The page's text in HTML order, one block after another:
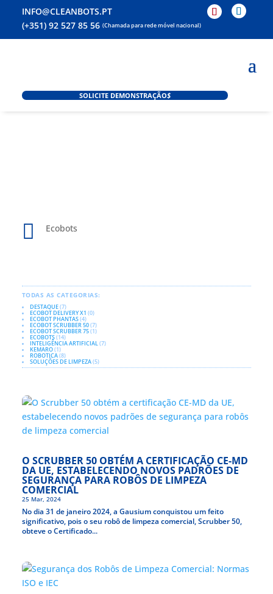
INFO@CLEANBOTS.PT
(+351) 92 527 85 56 (Chamada para rede móvel nacional)
SOLICITE DEMONSTRAÇÃO$
 Ecobots
TODAS AS CATEGORIAS:
DESTAQUE(7)
ECOBOT DELIVERY X1 (0)
ECOBOT PHANTAS(4)
ECOBOT SCRUBBER 50(7)
ECOBOT SCRUBBER 75(1)
ECOBOTS(14)
INTELIGÊNCIA ARTIFICIAL(7)
KEMARO(1)
ROBOTICA(8)
SOLUÇÕES DE LIMPEZA(5)
O SCRUBBER 50 OBTÉM A CERTIFICAÇÃO CE-MD
DA UE, ESTABELECENDO NOVOS PADRÕES DE
SEGURANÇA PARA ROBÔS DE LIMPEZA
COMERCIAL
25 Mar, 2024
No dia 31 de janeiro 2024, a Gausium conquistou um feito
significativo, pois o seu robô de limpeza comercial, Scrubber 50,
obteve o Certificado...